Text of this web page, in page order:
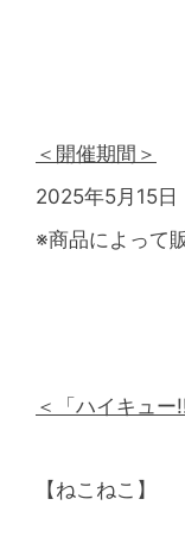
＜開催期間＞
2025年5月15日
※商品によって
＜「ハイキュー
【ねこねこ】